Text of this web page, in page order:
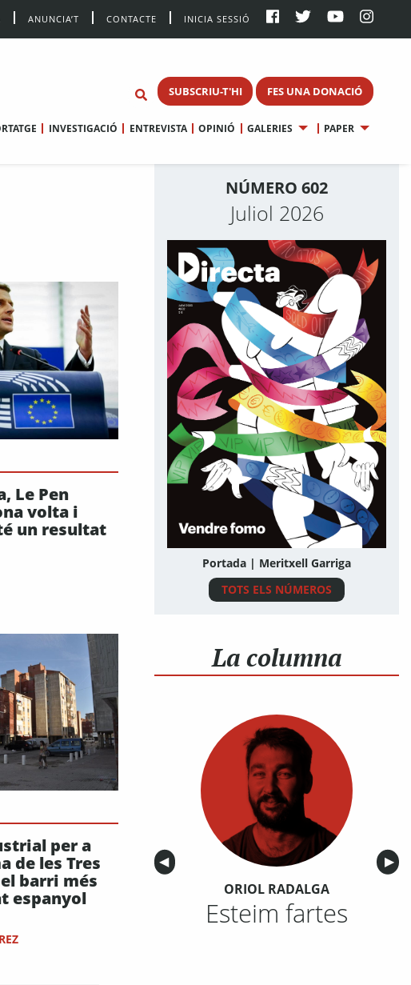
ANUNCIA’T CONTACTE INICIA SESSIÓ
SUBSCRIU-T'HI FES UNA DONACIÓ
INVESTIGACIÓ ENTREVISTA OPINIÓ GALERIES PAPER
Le Pen
volta i
un resultat
per a
de les Tres
barri més
espanyol
NÚMERO 602
Juliol 2026
Portada | Meritxell Garriga
TOTS ELS NÚMEROS
La columna
Anterior
◀︎ ▶︎
ORIOL RADALGA
Esteim fartes